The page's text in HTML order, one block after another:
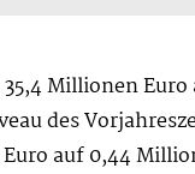
Millionen
des
auf 0,44